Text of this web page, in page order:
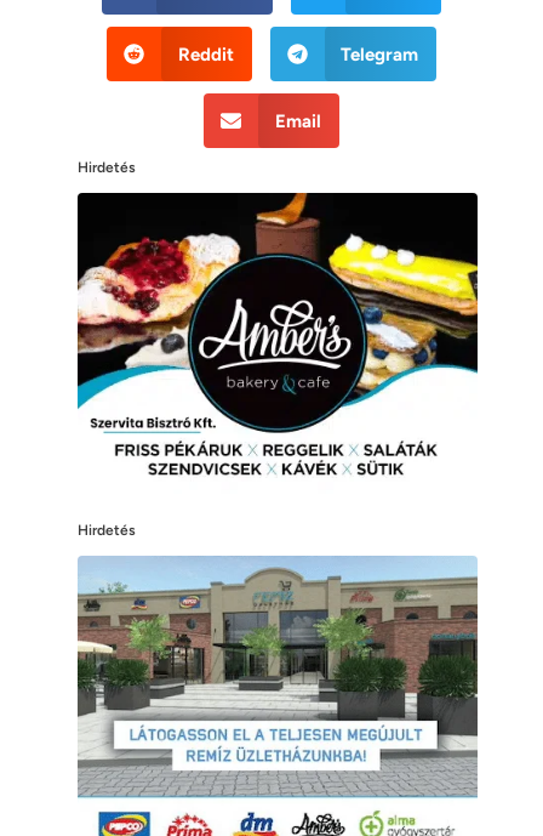
Reddit Telegram
Email
Hirdetés
Hirdetés